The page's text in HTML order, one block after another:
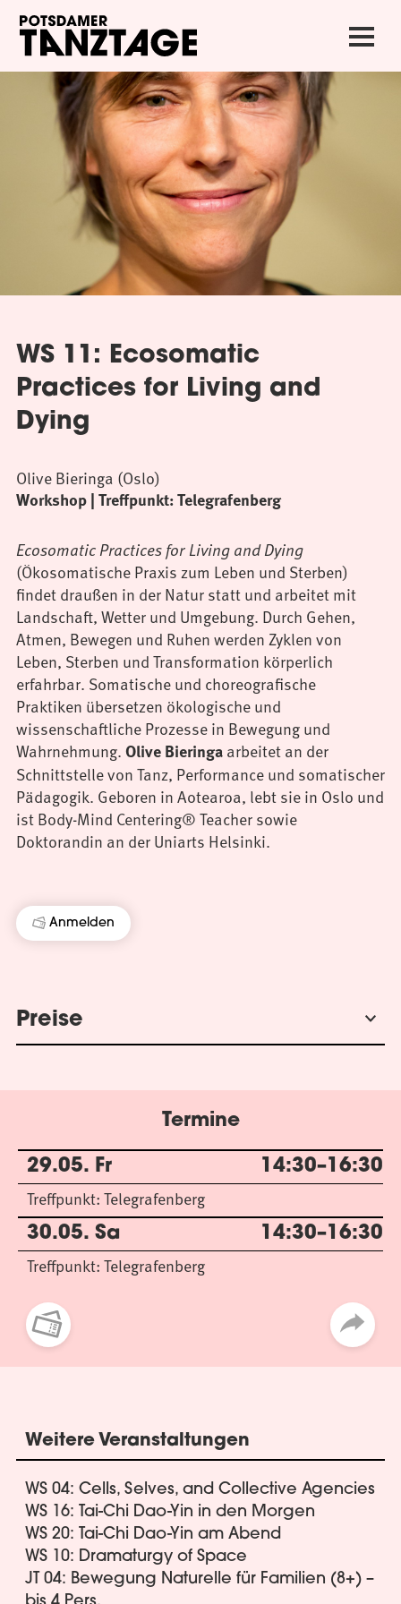
Termine
29.05. Fr 14:30–16:30
Treffpunkt: Telegrafenberg
30.05. Sa 14:30–16:30
Treffpunkt: Telegrafenberg
WS 11: Ecosomatic
Practices for Living and
Dying
Olive Bieringa (Oslo)
Workshop | Treffpunkt: Telegrafenberg
Ecosomatic Practices for Living and Dying
(Ökosomatische Praxis zum Leben und Sterben)
findet draußen in der Natur statt und arbeitet mit
Landschaft, Wetter und Umgebung. Durch Gehen,
Atmen, Bewegen und Ruhen werden Zyklen von
Leben, Sterben und Transformation körperlich
erfahrbar. Somatische und choreografische
Praktiken übersetzen ökologische und
wissenschaftliche Prozesse in Bewegung und
Wahrnehmung.Olive Bieringaarbeitet an der
Schnittstelle von Tanz, Performance und somatischer
Pädagogik. Geboren in Aotearoa, lebt sie in Oslo und
ist Body-Mind Centering® Teacher sowie
Doktorandin an der Uniarts Helsinki.
Anmelden
Preise
Weitere Veranstaltungen
WS 04: Cells, Selves, and Collective Agencies
WS 16: Tai-Chi Dao-Yin in den Morgen
WS 20: Tai-Chi Dao-Yin am Abend
WS 10: Dramaturgy of Space
JT 04: Bewegung Naturelle für Familien (8+) –